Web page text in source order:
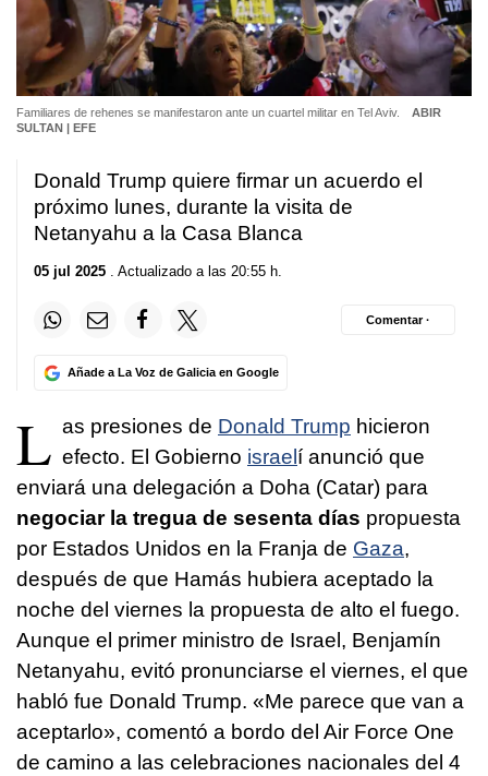
Familiares de rehenes se manifestaron ante un cuartel militar en Tel Aviv.
ABIR
SULTAN | EFE
Donald Trump quiere firmar un acuerdo el
próximo lunes, durante la visita de
Netanyahu a la Casa Blanca
05 jul 2025 . Actualizado a las 20:55 h.
Añade a La Voz de Galicia en Google
Comentar ·
L as presiones de Donald Trump hicieron
efecto. El Gobierno israel í anunció que
enviará una delegación a Doha (Catar) para
negociar la tregua de sesenta días propuesta
por Estados Unidos en la Franja de Gaza,
después de que Hamás hubiera aceptado la
noche del viernes la propuesta de alto el fuego.
Aunque el primer ministro de Israel, Benjamín
Netanyahu, evitó pronunciarse el viernes, el que
habló fue Donald Trump. «Me parece que van a
aceptarlo», comentó a bordo del Air Force One
de camino a las celebraciones nacionales del 4